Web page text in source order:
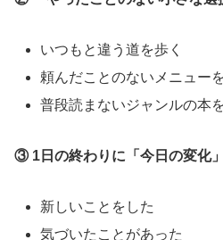
いつもと違う道を歩く
頼んだことのないメニュー
普段読まないジャンルの本
③ 1日の終わりに「今日の変化
新しいことをした
気づいたことがあった